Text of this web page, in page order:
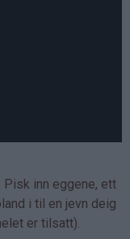
inn eggene, ett
i til en jevn deig
er tilsatt).